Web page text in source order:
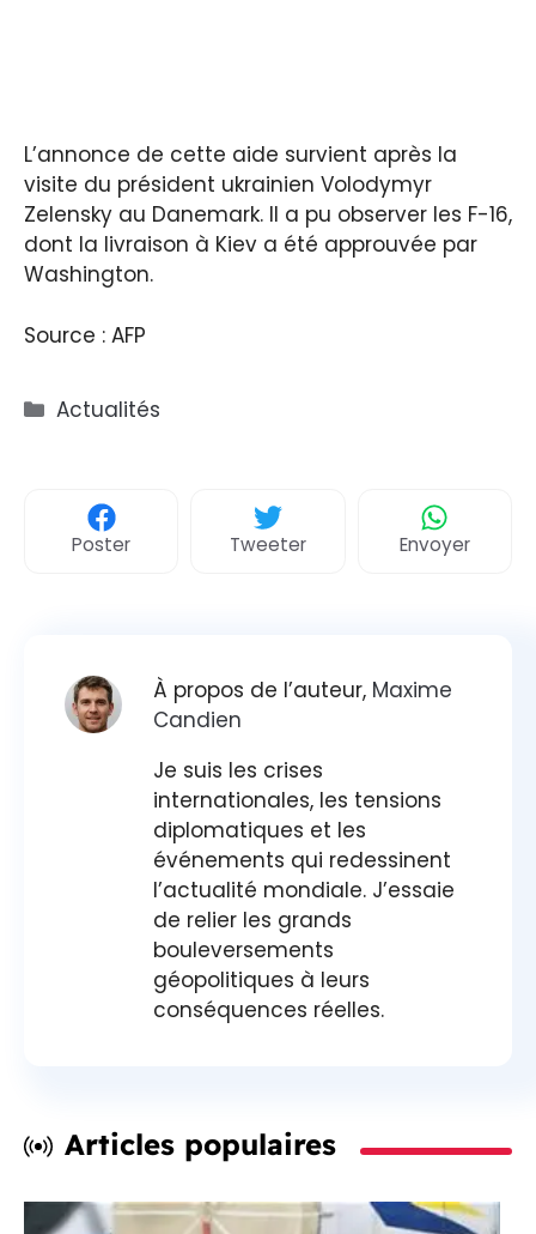
L’annonce de cette aide survient après la
visite du président ukrainien Volodymyr
Zelensky au Danemark. Il a pu observer les F-16,
dont la livraison à Kiev a été approuvée par
Washington.
Source : AFP
Catégories
Actualités
Poster Tweeter Envoyer
À propos de l’auteur, Maxime
Candien
Je suis les crises
internationales, les tensions
diplomatiques et les
événements qui redessinent
l’actualité mondiale. J’essaie
de relier les grands
bouleversements
géopolitiques à leurs
conséquences réelles.
Articles populaires